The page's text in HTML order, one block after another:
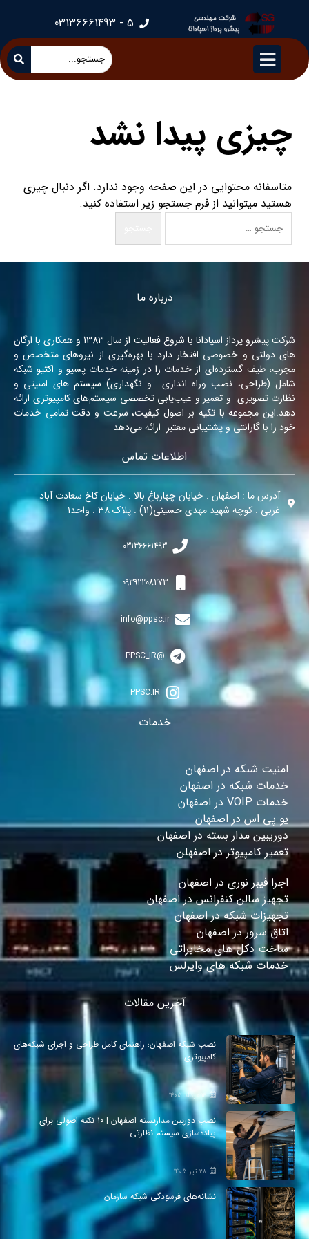
5 - 03136661493
چیزی پیدا نشد
متاسفانه محتوایی در این صفحه وجود ندارد. اگر دنبال چیزی
هستید میتوانید از فرم جستجو زیر استفاده کنید.
درباره ما
شرکت پیشرو پرداز اسپادانا با شروع فعالیت از سال 1383 و همکاری با ارگان
های دولتی و خصوصی افتخار دارد با بهره‌گیری از نیروهای متخصص و
مجرب، طیف گسترده‌ای از خدمات را در زمینه‌ خدمات پسیو و اکتیو شبکه
شامل (طراحی، نصب وراه اندازی و نگهداری) سیستم های امنیتی و
نظارت تصویری و تعمیر و عیب‌یابی تخصصی سیستم‌های کامپیوتری ارائه
دهد.این مجموعه با تکیه بر اصول کیفیت، سرعت و دقت تمامی خدمات
خود را با گارانتی و پشتیبانی معتبر ارائه می‌دهد
اطلاعات تماس
آدرس ما : اصفهان . خیابان چهارباغ بالا . خیابان کاخ سعادت آباد
غربی . کوچه شهید مهدی حسینی(۱۱) . پلاک ۳۸ . واحد۱
03136661493
09392208273
info@ppsc.ir
@PPSC_IR
PPSC.IR
خدمات
امنیت شبکه در اصفهان
خدمات شبکه در اصفهان
خدمات VOIP در اصفهان
یو پی اس در اصفهان
دوریبین مدار بسته در اصفهان
تعمیر کامپیوتر در اصفهلن
اجرا فیبر نوری در اصفهان
تجهیز سالن کنفرانس در اصفهان
تجهیزات شبکه در اصفهان
اتاق سرور در اصفهان
ساخت دکل های مخابراتی
خدمات شبکه های وایرلس
آخرین مقالات
نصب شبکه اصفهان؛ راهنمای کامل طراحی و اجرای شبکه‌های
کامپیوتری
۱۴ مرداد ۱۴۰۵
نصب دوربین مداربسته اصفهان | ۱۰ نکته اصولی برای
پیاده‌سازی سیستم نظارتی
۲۸ تیر ۱۴۰۵
نشانه‌های فرسودگی شبکه سازمان